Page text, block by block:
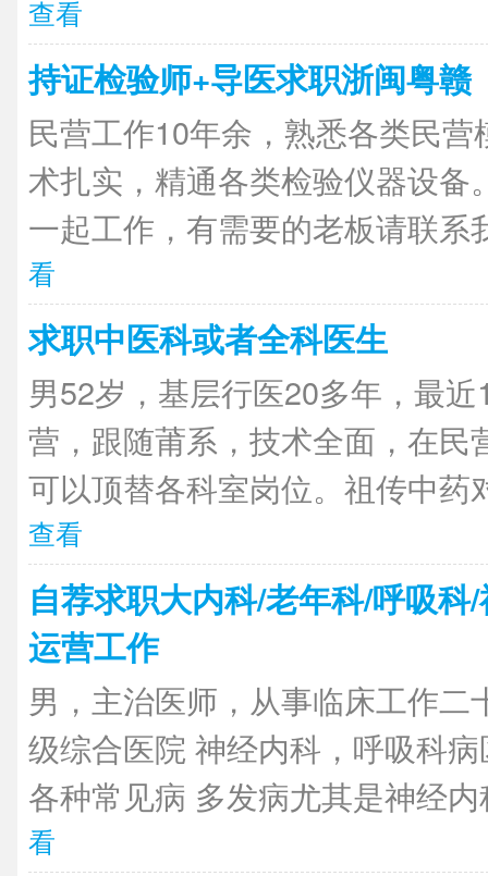
查看
持证检验师+导医求职浙闽粤赣
民营工作10年余，熟悉各类民
术扎实，精通各类检验仪器设备
一起工作，有需要的老板请联系
看
求职中医科或者全科医生
男52岁，基层行医20多年，最
营，跟随莆系，技术全面，在民
可以顶替各科室岗位。祖传中药
查看
自荐求职大内科/老年科/呼吸科
运营工作
男，主治医师，从事临床工作二
级综合医院 神经内科，呼吸科
各种常见病 多发病尤其是神经
看